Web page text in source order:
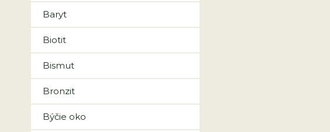
Baryt
Biotit
Bismut
Bronzit
Býčie oko